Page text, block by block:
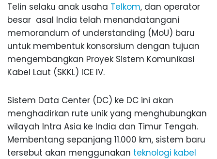
Telin selaku anak usaha Telkom, dan operator
besar asal India telah menandatangani
memorandum of understanding (MoU) baru
untuk membentuk konsorsium dengan tujuan
mengembangkan Proyek Sistem Komunikasi
Kabel Laut (SKKL) ICE IV.
Sistem Data Center (DC) ke DC ini akan
menghadirkan rute unik yang menghubungkan
wilayah Intra Asia ke India dan Timur Tengah.
Membentang sepanjang 11.000 km, sistem baru
tersebut akan menggunakan teknologi kabel